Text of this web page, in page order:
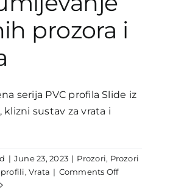
vrata
vaš
prozora i
serija PVC profila Slide iz
klizni sustav za vrata i
| June 23, 2023 | Prozori, Prozori
profili,Vrata | Comments Offon